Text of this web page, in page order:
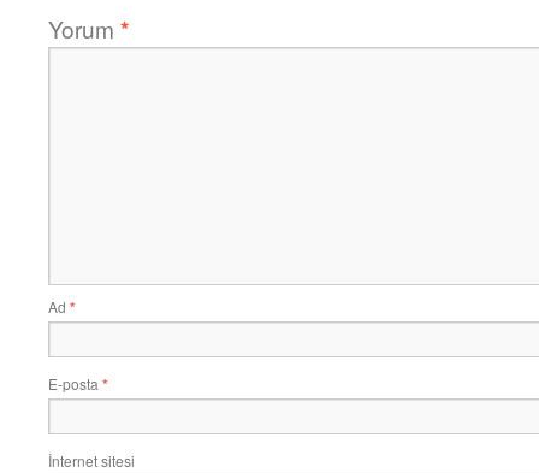
Yorum *
Ad *
E-posta *
İnternet sitesi